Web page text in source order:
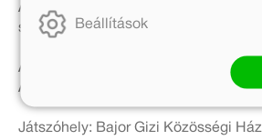
Az előadást klimatizált helyiségben
sem marad el!
Ajánlott: 3 éves kortól.
A program hossza: kb. 55 perc
Játszóhely: Bajor Gizi Közösségi
Beállítások